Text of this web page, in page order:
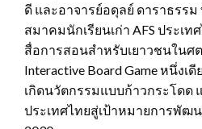
ดี และอาจารย์อดุลย์ ดาราธรร
สมาคมนักเรียนเก่า AFS ประเ
สื่อการสอนสำหรับเยาวชนในศ
Interactive Board Game หนึ่งเ
เกิดนวัตกรรมแบบก้าวกระโดด
ประเทศไทยสู่เป้าหมายการพัฒ